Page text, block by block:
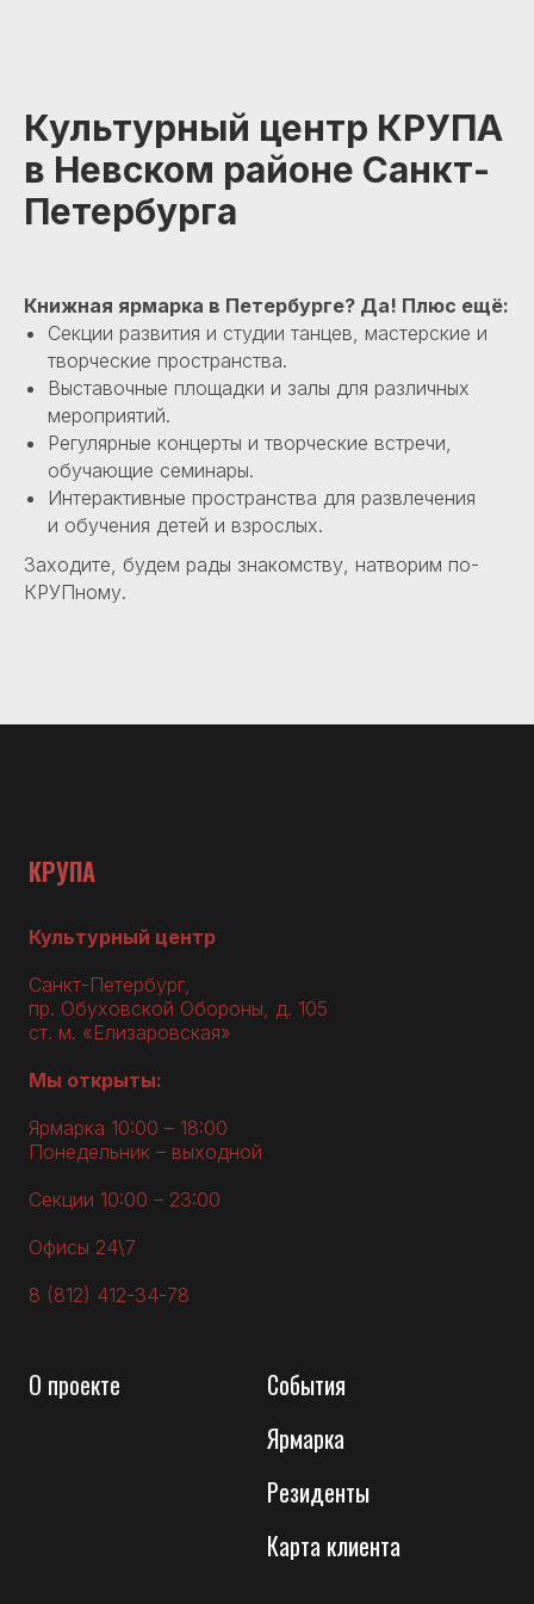
Культурный центр КРУПА
в Невском районе Санкт-
Петербурга
Книжная ярмарка в Петербурге? Да! Плюс ещё:
Секции развития и студии танцев, мастерские и
творческие пространства.
Выставочные площадки и залы для различных
мероприятий.
Регулярные концерты и творческие встречи,
обучающие семинары.
Интерактивные пространства для развлечения
и обучения детей и взрослых.
Заходите, будем рады знакомству, натворим по-
КРУПному.
КРУПА
Культурный центр
Санкт-Петербург,
пр. Обуховской Обороны, д. 105
ст. м. «Елизаровская»
Мы открыты:
Ярмарка 10:00 – 18:00
Понедельник – выходной
Секции 10:00 – 23:00
Офисы 24\7
8 (812) 412-34-78
О проекте
События
Ярмарка
Резиденты
Карта клиента